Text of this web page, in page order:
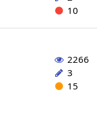
10
2266
3
15